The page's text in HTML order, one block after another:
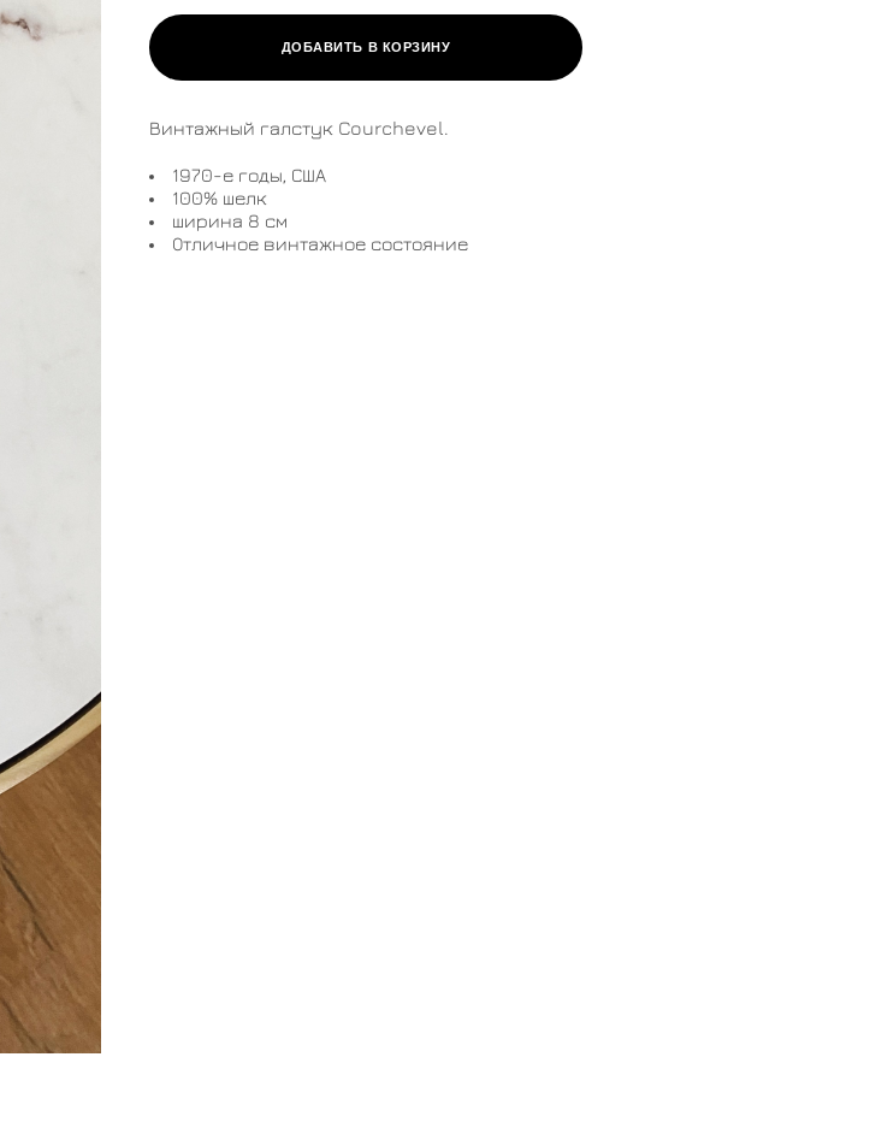
ДОБАВИТЬ В КОРЗИНУ
Винтажный галстук Courchevel.
​1970-е годы, США
100% шелк
ширина 8 см
Отличное винтажное состояние